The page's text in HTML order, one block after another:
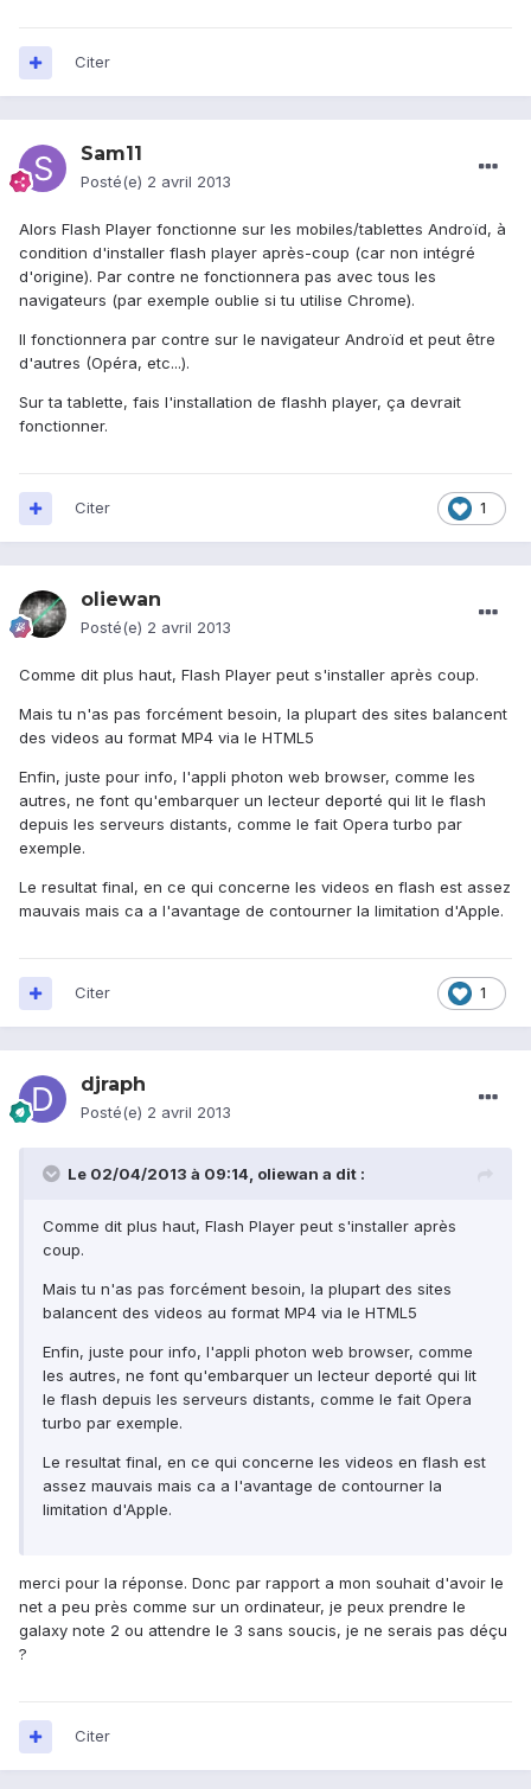
Citer
Sam11
Posté(e) 2 avril 2013
Alors Flash Player fonctionne sur les mobiles/tablettes Androïd, à
condition d'installer flash player après-coup (car non intégré
d'origine). Par contre ne fonctionnera pas avec tous les
navigateurs (par exemple oublie si tu utilise Chrome).
Il fonctionnera par contre sur le navigateur Androïd et peut être
d'autres (Opéra, etc...).
Sur ta tablette, fais l'installation de flashh player, ça devrait
fonctionner.
1
Citer
oliewan
Posté(e) 2 avril 2013
Comme dit plus haut, Flash Player peut s'installer après coup.
Mais tu n'as pas forcément besoin, la plupart des sites balancent
des videos au format MP4 via le HTML5
Enfin, juste pour info, l'appli photon web browser, comme les
autres, ne font qu'embarquer un lecteur deporté qui lit le flash
depuis les serveurs distants, comme le fait Opera turbo par
exemple.
Le resultat final, en ce qui concerne les videos en flash est assez
mauvais mais ca a l'avantage de contourner la limitation d'Apple.
1
Citer
djraph
Posté(e) 2 avril 2013
Le 02/04/2013 à 09:14, oliewan a dit :
Comme dit plus haut, Flash Player peut s'installer après
coup.
Mais tu n'as pas forcément besoin, la plupart des sites
balancent des videos au format MP4 via le HTML5
Enfin, juste pour info, l'appli photon web browser, comme
les autres, ne font qu'embarquer un lecteur deporté qui lit
le flash depuis les serveurs distants, comme le fait Opera
turbo par exemple.
Le resultat final, en ce qui concerne les videos en flash est
assez mauvais mais ca a l'avantage de contourner la
limitation d'Apple.
merci pour la réponse. Donc par rapport a mon souhait d'avoir le
net a peu près comme sur un ordinateur, je peux prendre le
galaxy note 2 ou attendre le 3 sans soucis, je ne serais pas déçu
?
Citer